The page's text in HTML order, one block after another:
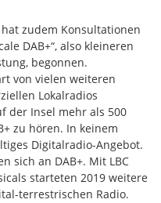
zudem Konsultationen
DAB+“, also kleineren
begonnen.
von vielen weiteren
Lokalradios
der Insel mehr als 500
zu hören. In keinem
Digitalradio-Angebot.
sich an DAB+. Mit LBC
starteten 2019 weitere
terrestrischen Radio.